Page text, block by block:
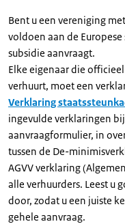
Bent u een vereniging
voldoen aan de
subsidie aanvraagt.
Elke eigenaar die
verhuurt, moet een
Verklaring
ingevulde verklaringen
aanvraagformulier, in
tussen de De-
AGVV verklaring
alle verhuurders. Leest u
door, zodat u een juiste
gehele aanvraag.